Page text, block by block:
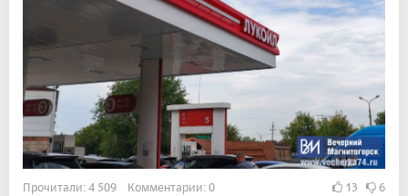
Прочитали: 4 509 Комментарии: 0 13 6